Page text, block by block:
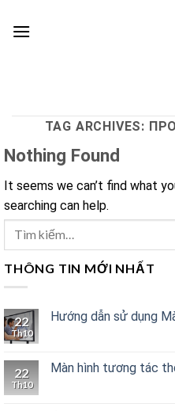
TAG ARCHIVES:
Nothing Found
It seems we can’t find what
searching can help.
THÔNG TIN MỚI NHẤT
22
Th10
Hướng dẫn sử dụng
22
Th10
Màn hình tương tác